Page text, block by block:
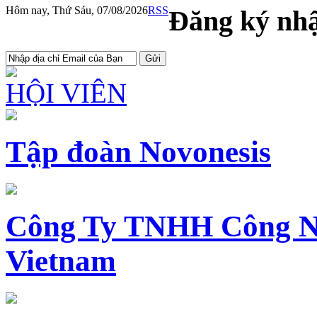
Hôm nay, Thứ Sáu, 07/08/2026RSSĐăng ký
HỘI VIÊN
Tập đoàn Novonesis
Công Ty TNHH Công
Vietnam